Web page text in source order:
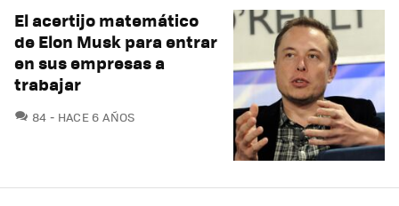
El acertijo matemático
de Elon Musk para entrar
en sus empresas a
trabajar
84 COMENTARIOS
HACE 6 AÑOS